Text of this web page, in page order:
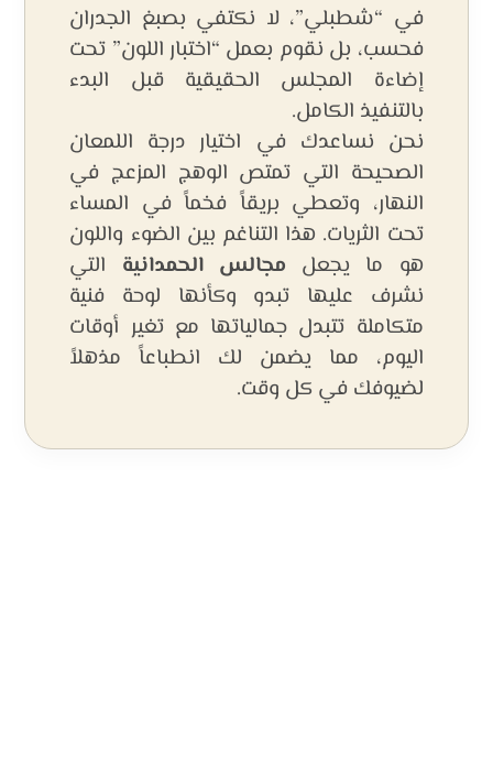
في “شطبلي”، لا نكتفي بصبغ الجدران
فحسب، بل نقوم بعمل “اختبار اللون” تحت
إضاءة المجلس الحقيقية قبل البدء
بالتنفيذ الكامل.
نحن نساعدك في اختيار درجة اللمعان
الصحيحة التي تمتص الوهج المزعج في
النهار، وتعطي بريقاً فخماً في المساء
تحت الثريات. هذا التناغم بين الضوء واللون
هو ما يجعل مجالس الحمدانية التي
نشرف عليها تبدو وكأنها لوحة فنية
متكاملة تتبدل جمالياتها مع تغير أوقات
اليوم، مما يضمن لك انطباعاً مذهلاً
لضيوفك في كل وقت.